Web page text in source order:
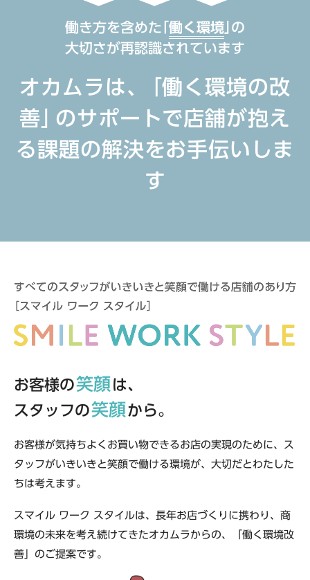
働き方を含めた
「 働く環境 」
の
大切さが再認識されています
オカムラは、
「働く環境の改
善」のサポートで店舗が抱え
る課題の解決をお手伝いしま
す
お客様の笑顔 は、
スタッフの笑顔から。
お客様が気持ちよくお買い物できるお店の実現のために、 ス
タッフがいきいきと笑顔で働ける環境が、 大切だとわたした
ちは考えます。
スマイル ワーク スタイルは、 長年お店づくりに携わり、 商
環境の未来を考え続けてきたオカムラからの、
「働く環境改
善」 のご提案です。